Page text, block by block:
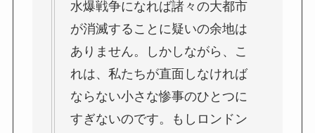
水爆戦争になれば諸々の大都市
が消滅することに疑いの余地は
ありません。しかしながら、こ
れは、私たちが直面しなければ
ならない小さな惨事のひとつに
すぎないのです。もしロンドン